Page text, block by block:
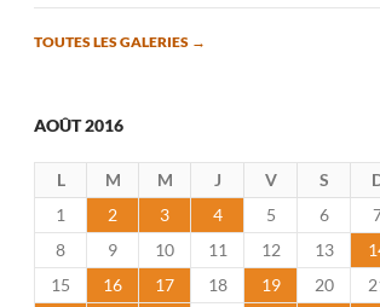
TOUTES LES GALERIES →
AOÛT 2016
L M M J V S
1
2 3 4 5 6
8
9 10 11 12 13
15
16 17 18 19 20